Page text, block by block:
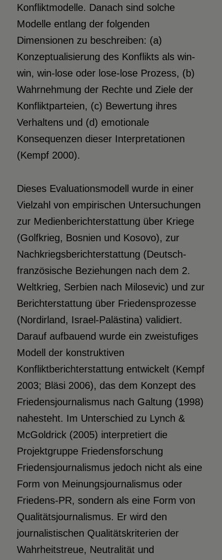
Konfliktmodelle. Danach sind solche
Modelle entlang der folgenden
Dimensionen zu beschreiben: (a)
Konzeptualisierung des Konflikts als win-
win, win-lose oder lose-lose Prozess, (b)
Wahrnehmung der Rechte und Ziele der
Konfliktparteien, (c) Bewertung ihres
Verhaltens und (d) emotionale
Konsequenzen dieser Interpretationen
(Kempf 2000).
Dieses Evaluationsmodell wurde in einer
Vielzahl von empirischen Untersuchungen
zur Medienberichterstattung über Kriege
(Golfkrieg, Bosnien und Kosovo), zur
Nachkriegsberichterstattung (Deutsch-
französische Beziehungen nach dem 2.
Weltkrieg, Serbien nach Milosevic) und zur
Berichterstattung über Friedensprozesse
(Nordirland, Israel-Palästina) validiert.
Darauf aufbauend wurde ein zweistufiges
Modell der konstruktiven
Konfliktberichterstattung entwickelt (Kempf
2003; Bläsi 2006), das dem Konzept des
Friedensjournalismus nach Galtung (1998)
nahesteht. Im Unterschied zu Lynch &
McGoldrick (2005) interpretiert die
Projektgruppe Friedensforschung
Friedensjournalismus jedoch nicht als eine
Form von Meinungsjournalismus oder
Friedens-PR, sondern als eine Form von
Qualitätsjournalismus. Er wird den
journalistischen Qualitätskriterien der
Wahrheitstreue, Neutralität und